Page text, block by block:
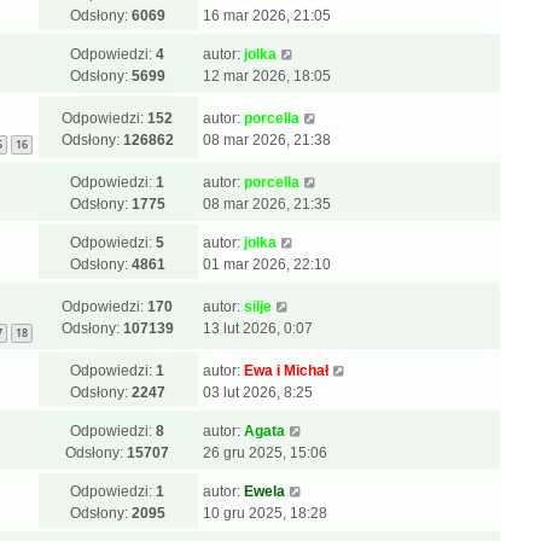
Odsłony: 6069
16 mar 2026, 21:05
Odpowiedzi:4
Odsłony: 5699
autor: jolka
12 mar 2026, 18:05
16
Odpowiedzi:152
Odsłony: 126862
autor: porcella
08 mar 2026, 21:38
Odpowiedzi:1
Odsłony: 1775
autor: porcella
08 mar 2026, 21:35
Odpowiedzi:5
Odsłony: 4861
autor: jolka
01 mar 2026, 22:10
18
Odpowiedzi:170
Odsłony: 107139
autor: silje
13 lut 2026, 0:07
Odpowiedzi:1
Odsłony: 2247
autor: Ewa i Michał
03 lut 2026, 8:25
Odpowiedzi:8
Odsłony:15707
autor: Agata
26 gru 2025, 15:06
Odpowiedzi:1
Odsłony: 2095
autor: Ewela
10 gru 2025, 18:28